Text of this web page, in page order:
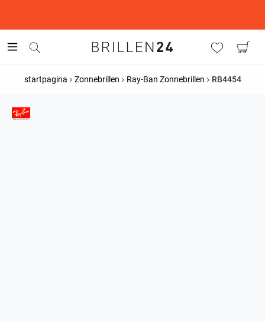
startpagina Zonnebrillen Ray-Ban Zonnebrillen RB4454